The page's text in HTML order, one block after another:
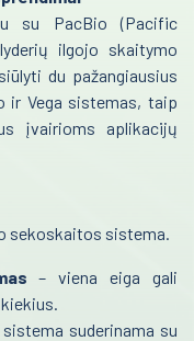
su PacBio (Pacific
ilgojo skaitymo
du pažangiausius
ir Vega sistemas, taip
įvairioms aplikacijų
sekoskaitos sistema.
– viena eiga gali
sistema suderinama su